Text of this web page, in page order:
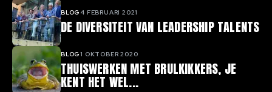
DE DIVERSITEIT VAN LEADERSHIP TALENTS
BLOG4 FEBRUARI 2021
THUISWERKEN MET BRULKIKKERS, JE
KENT HET WEL...
BLOG1 OKTOBER 2020